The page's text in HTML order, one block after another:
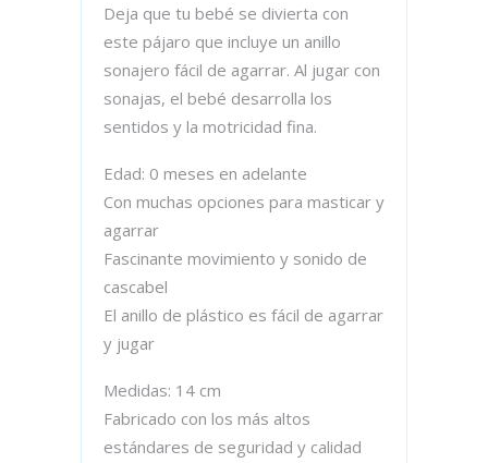
Deja que tu bebé se divierta con
este pájaro que incluye un anillo
sonajero fácil de agarrar. Al jugar con
sonajas, el bebé desarrolla los
sentidos y la motricidad fina.
Edad: 0 meses en adelante
Con muchas opciones para masticar y
agarrar
Fascinante movimiento y sonido de
cascabel
El anillo de plástico es fácil de agarrar
y jugar
Medidas: 14 cm
Fabricado con los más altos
estándares de seguridad y calidad